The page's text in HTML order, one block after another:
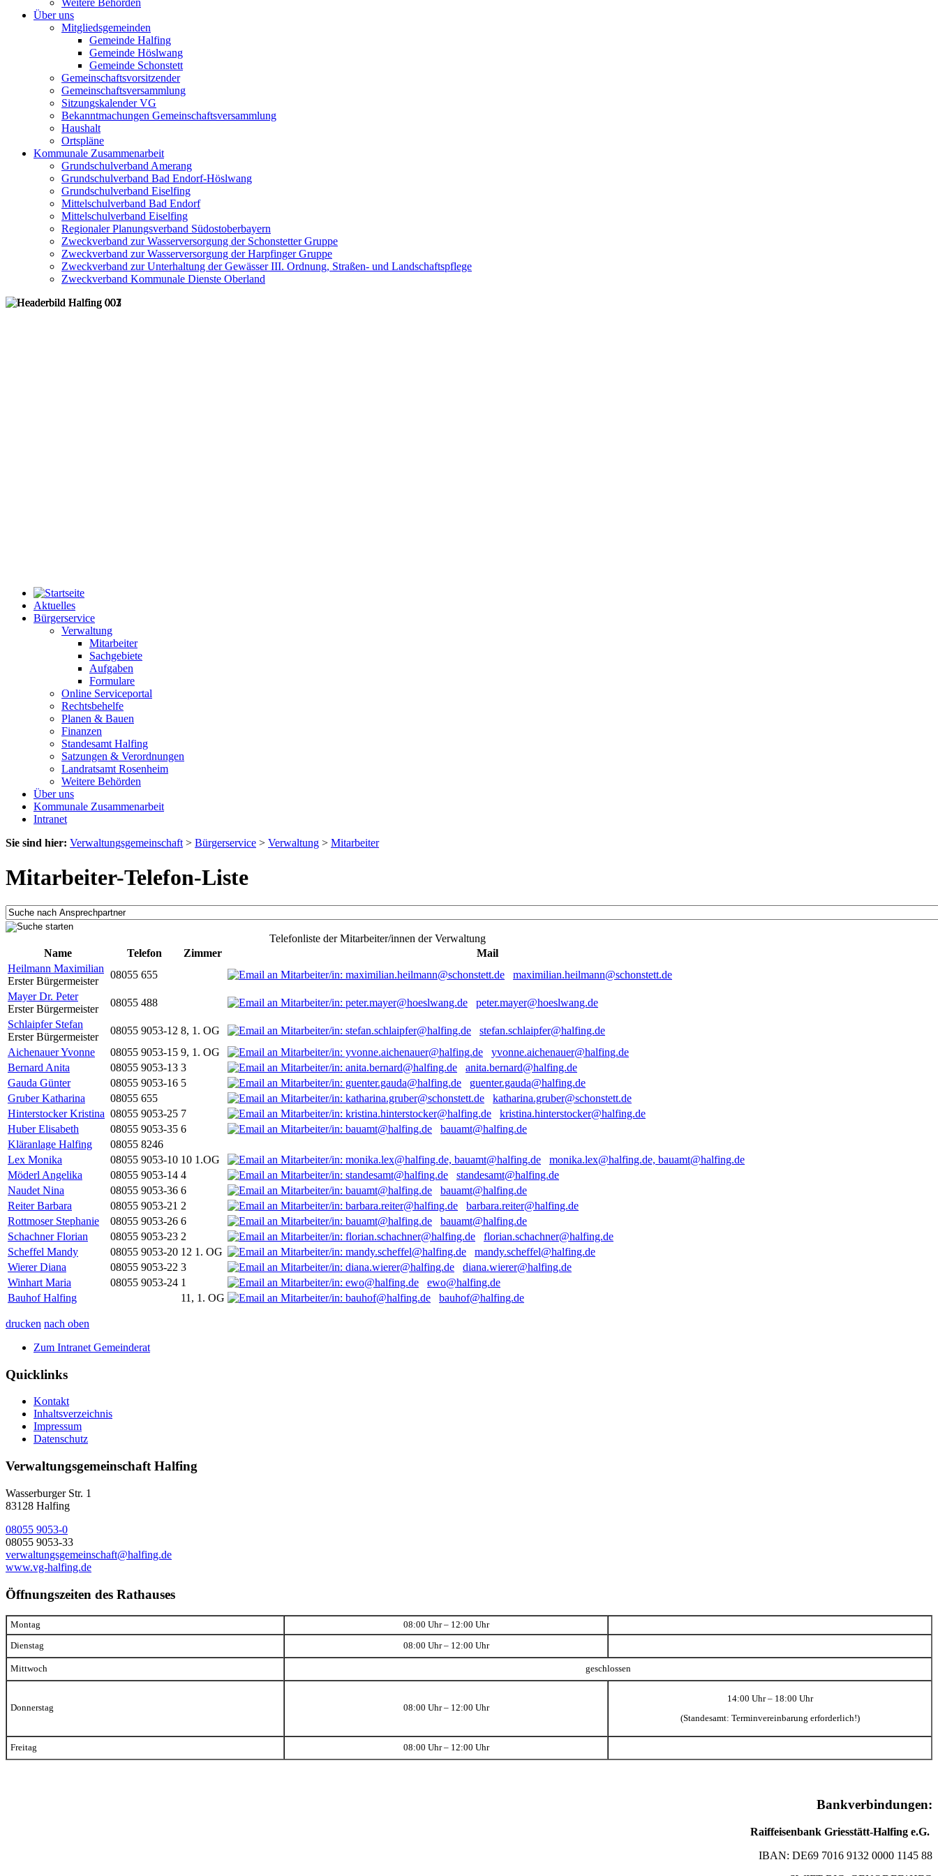
Weitere Behörden
Über uns
Mitgliedsgemeinden
Gemeinde Halfing
Gemeinde Höslwang
Gemeinde Schonstett
Gemeinschaftsvorsitzender
Gemeinschaftsversammlung
Sitzungskalender VG
Bekanntmachungen Gemeinschaftsversammlung
Haushalt
Ortspläne
Kommunale Zusammenarbeit
Grundschulverband Amerang
Grundschulverband Bad Endorf-Höslwang
Grundschulverband Eiselfing
Mittelschulverband Bad Endorf
Mittelschulverband Eiselfing
Regionaler Planungsverband Südostoberbayern
Zweckverband zur Wasserversorgung der Schonstetter Gruppe
Zweckverband zur Wasserversorgung der Harpfinger Gruppe
Zweckverband zur Unterhaltung der Gewässer III. Ordnung, Straßen- und Landschaftspflege
Zweckverband Kommunale Dienste Oberland
Aktuelles
Bürgerservice
Verwaltung
Mitarbeiter
Sachgebiete
Aufgaben
Formulare
Online Serviceportal
Rechtsbehelfe
Planen & Bauen
Finanzen
Standesamt Halfing
Satzungen & Verordnungen
Landratsamt Rosenheim
Weitere Behörden
Über uns
Kommunale Zusammenarbeit
Intranet
Sie sind hier: Verwaltungsgemeinschaft > Bürgerservice > Verwaltung > Mitarbeiter
Mitarbeiter-Telefon-Liste
Telefonliste der Mitarbeiter/innen der Verwaltung
Name
Telefon Zimmer
Mail
Heilmann Maximilian
Erster Bürgermeister
08055 655
maximilian.heilmann@schonstett.de
Mayer Dr. Peter
Erster Bürgermeister
08055 488
peter.mayer@hoeslwang.de
Schlaipfer Stefan
Erster Bürgermeister
08055 9053-12 8, 1. OG
stefan.schlaipfer@halfing.de
Aichenauer Yvonne
08055 9053-15 9, 1. OG
yvonne.aichenauer@halfing.de
Bernard Anita
08055 9053-13 3
anita.bernard@halfing.de
Gauda Günter
08055 9053-16 5
guenter.gauda@halfing.de
Gruber Katharina
08055 655
katharina.gruber@schonstett.de
Hinterstocker Kristina 08055 9053-25 7
kristina.hinterstocker@halfing.de
Huber Elisabeth
08055 9053-35 6
bauamt@halfing.de
Kläranlage Halfing
08055 8246
Lex Monika
08055 9053-10 10 1.OG
monika.lex@halfing.de, bauamt@halfing.de
Möderl Angelika
08055 9053-14 4
standesamt@halfing.de
Naudet Nina
08055 9053-36 6
bauamt@halfing.de
Reiter Barbara
08055 9053-21 2
barbara.reiter@halfing.de
Rottmoser Stephanie
08055 9053-26 6
bauamt@halfing.de
Schachner Florian
08055 9053-23 2
florian.schachner@halfing.de
Scheffel Mandy
08055 9053-20 12 1. OG
mandy.scheffel@halfing.de
Wierer Diana
08055 9053-22 3
diana.wierer@halfing.de
Winhart Maria
08055 9053-24 1
ewo@halfing.de
Bauhof Halfing
11, 1. OG bauhof@halfing.de
drucken nach oben
Zum Intranet Gemeinderat
Quicklinks
Kontakt
Inhaltsverzeichnis
Impressum
Datenschutz
Verwaltungsgemeinschaft Halfing
Wasserburger Str. 1
83128 Halfing
08055 9053-0
08055 9053-33
verwaltungsgemeinschaft@halfing.de
www.vg-halfing.de
Öffnungszeiten des Rathauses
Montag 08:00 Uhr – 12:00 Uhr
Dienstag 08:00 Uhr – 12:00 Uhr
Mittwoch geschlossen
Donnerstag 08:00 Uhr – 12:00 Uhr
14:00 Uhr – 18:00 Uhr
(Standesamt: Terminvereinbarung erforderlich!)
Freitag 08:00 Uhr – 12:00 Uhr
Bankverbindungen:
Raiffeisenbank Griesstätt-Halfing e.G.
IBAN: DE69 7016 9132 0000 1145 88